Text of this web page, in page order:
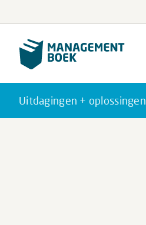
Uitdagingen + oplossingen